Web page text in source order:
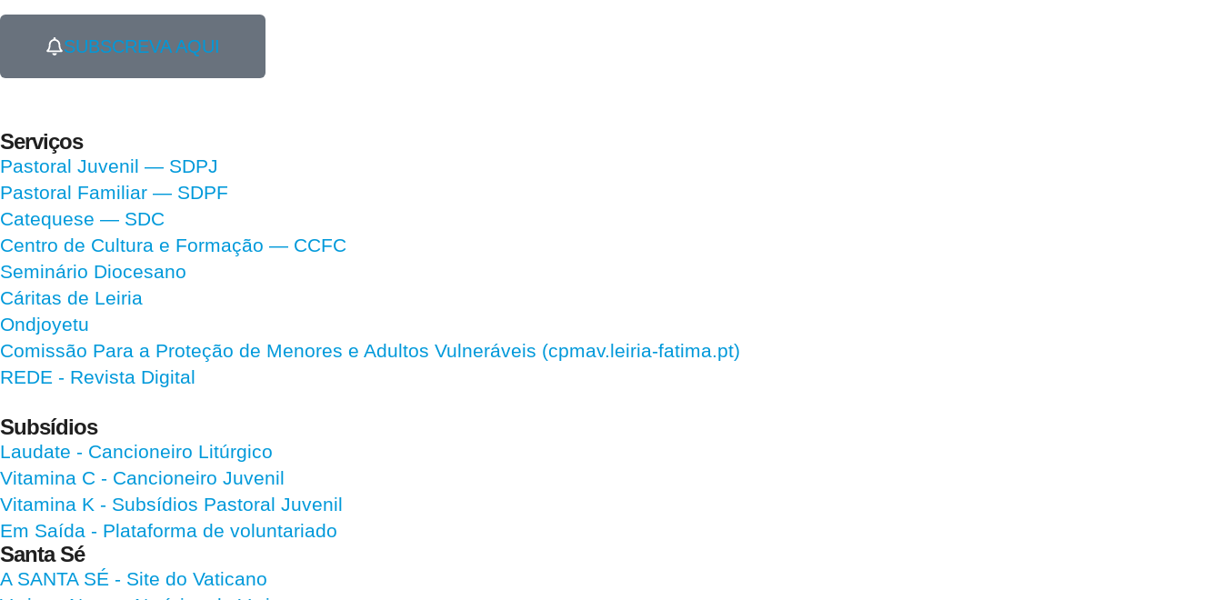
SUBSCREVA AQUI
Serviços
Pastoral Juvenil — SDPJ
Pastoral Familiar — SDPF
Catequese — SDC
Centro de Cultura e Formação — CCFC
Seminário Diocesano
Cáritas de Leiria
Ondjoyetu
Comissão Para a Proteção de Menores e Adultos Vulneráveis (cpmav.leiria-fatima.pt)
REDE - Revista Digital
Subsídios
Laudate - Cancioneiro Litúrgico
Vitamina C - Cancioneiro Juvenil
Vitamina K - Subsídios Pastoral Juvenil
Em Saída - Plataforma de voluntariado
Santa Sé
A SANTA SÉ - Site do Vaticano